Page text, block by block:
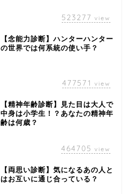
523277 view
【念能力診断】ハンターハンター
の世界では何系統の使い手？
477571 view
【精神年齢診断】見た目は大人で
中身は小学生！？あなたの精神年
齢は何歳？
464705 view
【両思い診断】気になるあの人と
はお互いに通じ合っている？